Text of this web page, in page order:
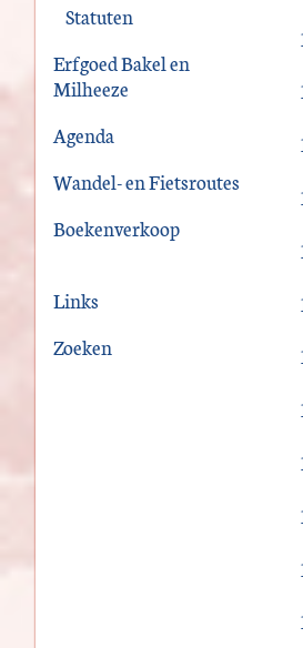
Statuten
Erfgoed Bakel en
Milheeze
Agenda
Wandel- en Fietsroutes
Boekenverkoop
Links
Zoeken